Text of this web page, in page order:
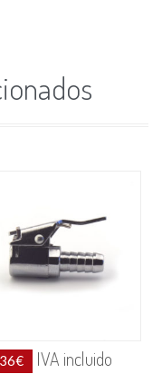
€ IVA incluido